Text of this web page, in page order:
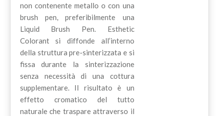
non contenente metallo o con una
brush pen, preferibilmente una
Liquid Brush Pen. Esthetic
Colorant si diffonde all’interno
della struttura pre-sinterizzata e si
fissa durante la sinterizzazione
senza necessità di una cottura
supplementare. Il risultato è un
effetto cromatico del tutto
naturale che traspare attraverso il